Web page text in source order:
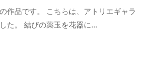
作品です。 こちらは、アトリエギャラ
た。 結びの薬玉を花器に...